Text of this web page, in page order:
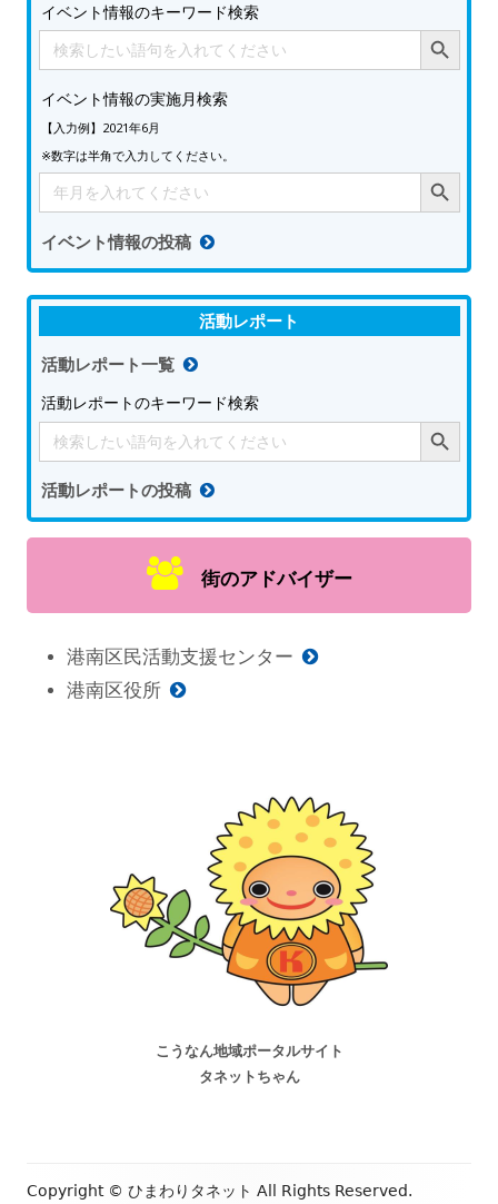
イベント情報のキーワード検索
Search
for:
Search Button
イベント情報の実施月検索
【入力例】2021年6月
※数字は半角で入力してください。
Search
for:
Search Button
イベント情報の投稿
活動レポート
活動レポート一覧
活動レポートのキーワード検索
Search
for:
Search Button
活動レポートの投稿
街のアドバイザー
港南区民活動支援センター
港南区役所
こうなん地域ポータルサイト
タネットちゃん
Copyright © ひまわりタネット All Rights Reserved.